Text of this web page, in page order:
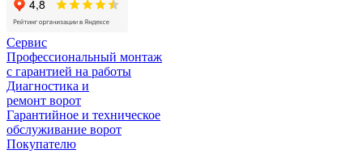
Сервис
Профессиональный монтаж
с гарантией на работы
Диагностика и
ремонт ворот
Гарантийное и техническое
обслуживание ворот
Покупателю